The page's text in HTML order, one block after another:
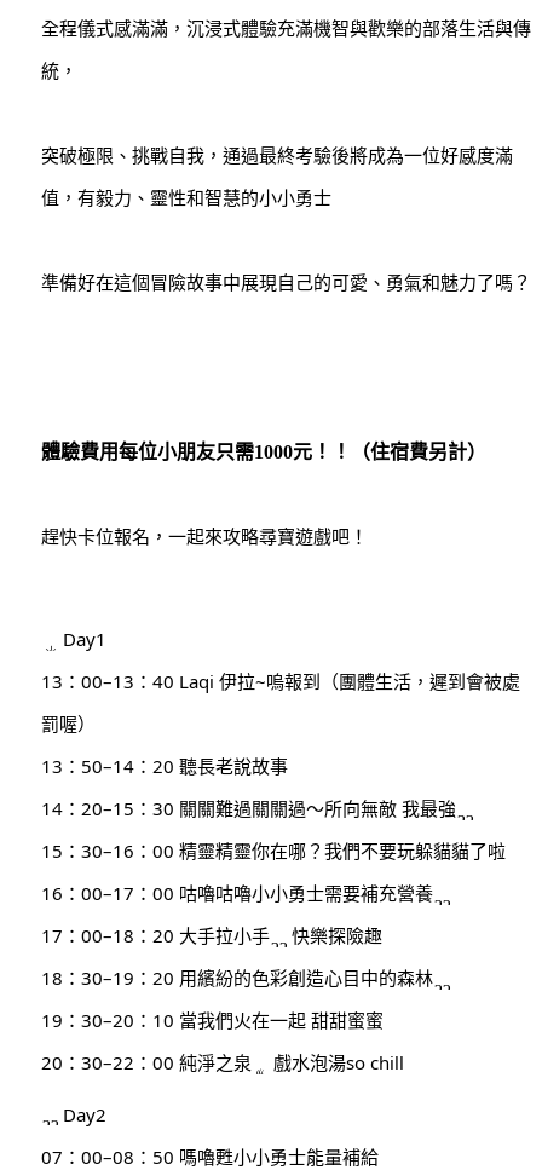
全程儀式感滿滿，沉浸式體驗充滿機智與歡樂的部落生活與傳
統，
突破極限、挑戰自我，通過最終考驗後將成為一位好感度滿
值，有毅力、靈性和智慧的小小勇士
準備好在這個冒險故事中展現自己的可愛、勇氣和魅力了嗎？
體驗費用每位小朋友只需1000元！！（住宿費另計）
趕快卡位報名，一起來攻略尋寶遊戲吧！
Day1
13：00–13：40 Laqi 伊拉~嗚報到（團體生活，遲到會被處
罰喔）
13：50–14：20 聽長老說故事
14：20–15：30 關關難過關關過～所向無敵 我最強
15：30–16：00 精靈精靈你在哪？我們不要玩躲貓貓了啦
16：00–17：00 咕嚕咕嚕小小勇士需要補充營養
17：00–18：20 大手拉小手
快樂探險趣
18：30–19：20 用繽紛的色彩創造心目中的森林
19：30–20：10 當我們火在一起 甜甜蜜蜜
20：30–22：00 純淨之泉
戲水泡湯so chill
Day2
07：00–08：50 嗎嚕甦小小勇士能量補給